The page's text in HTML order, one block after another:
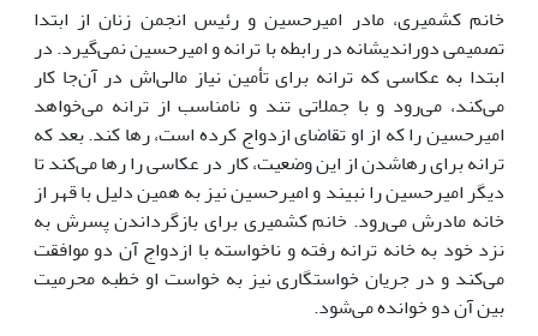
خانم کشمیری، مادر امیرحسین و رئیس انجمن زنان از ابتدا
تصمیمی دوراندیشانه در رابطه با ترانه و امیرحسین نمی‌گیرد. در
ابتدا به عکاسی که ترانه برای تأمین نیاز مالی‌اش در آن‌جا کار
می‌کند، می‌رود و با جملاتی تند و نامناسب از ترانه می‌خواهد
امیرحسین را که از او تقاضای ازدواج کرده است، رها کند. بعد که
ترانه برای رهاشدن از این وضعیت، کار در عکاسی را رها می‌کند تا
دیگر امیرحسین را نبیند و امیرحسین نیز به همین دلیل با قهر از
خانه مادرش می‌رود. خانم کشمیری برای بازگرداندن پسرش به
نزد خود به خانه ترانه رفته و ناخواسته با ازدواج آن دو موافقت
می‌کند و در جریان خواستگاری نیز به خواست او خطبه محرمیت
بین آن دو خوانده می‌شود.